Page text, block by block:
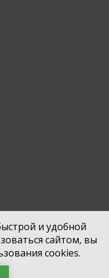
и удобной
сайтом, вы
cookies.